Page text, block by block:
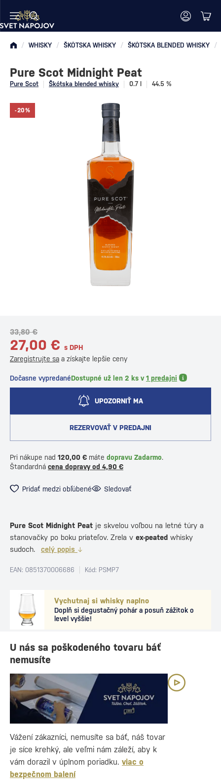
/ WHISKY / ŠKÓTSKA WHISKY / ŠKÓTSKA BLENDED WHISKY /
-20%
Pure Scot Škótska blended whisky 0.7 l 44.5 %
Pure Scot Midnight Peat
33,80 €
27,00 € s DPH
Zaregistrujte sa a získajte lepšie ceny
Dočasne vypredanéDostupné už len 2 ks v1 predajni
UPOZORNIŤ MA
REZERVOVAŤ V PREDAJNI
Pri nákupe nad 120,00 € máte dopravu Zadarmo.
Štandardná cena dopravy od 4,90 €
Pridať medzi obľúbené Sledovať
Vychutnaj si whisky naplno
Doplň si degustačný pohár a posuň zážitok o
level vyššie!
Pure Scot Midnight Peat je skvelou voľbou na letné túry a
stanovačky po boku priateľov. Zrela v ex-peated whisky
sudoch.
celý popis
EAN: 0851370006686 Kód: PSMP7
U nás sa poškodeného tovaru báť
nemusíte
Vážení zákazníci, nemusíte sa báť, náš tovar
je síce krehký, ale veľmi nám záleží, aby k
vám dorazil v úplnom poriadku. viac o
bezpečnom balení